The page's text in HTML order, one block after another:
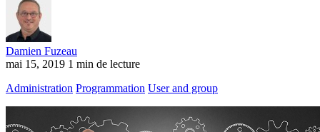
Damien Fuzeau
mai 15, 2019 1 min de lecture
Administration Programmation User and group